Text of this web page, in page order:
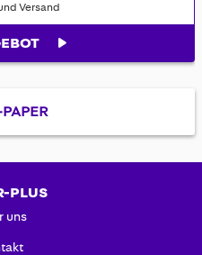
Versand
PLUS
uns